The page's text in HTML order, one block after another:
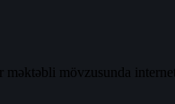
mövzusunda internet